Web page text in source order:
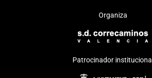
Organiza
Patrocinador institucional